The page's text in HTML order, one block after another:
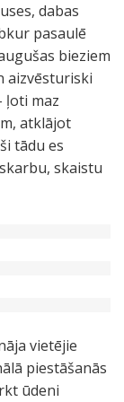
dabas
pasaulē
bieziem
aizvēsturiski
ļoti maz
atklājot
tādu es
skaistu
vietējie
piestāšanās
ūdeni